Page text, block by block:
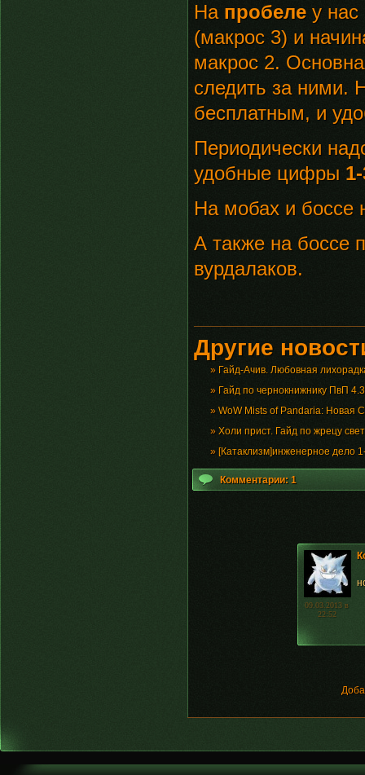
На пробеле у
(макрос 3) и
макрос 2.
следить за ними.
бесплатным, и
Периодически
удобные цифры
На мобах и боссе
А также на боссе
вурдалаков.
Другие
» Гайд-Ачив. Любовная
» Гайд по чернокнижнику ПвП 4.3
» WoW Mists of Pandaria: Новая
» Холи прист. Гайд по жрецу
» [Катаклизм]инженерное дело
Комментарии: 1
09.03.2013 в
22:52